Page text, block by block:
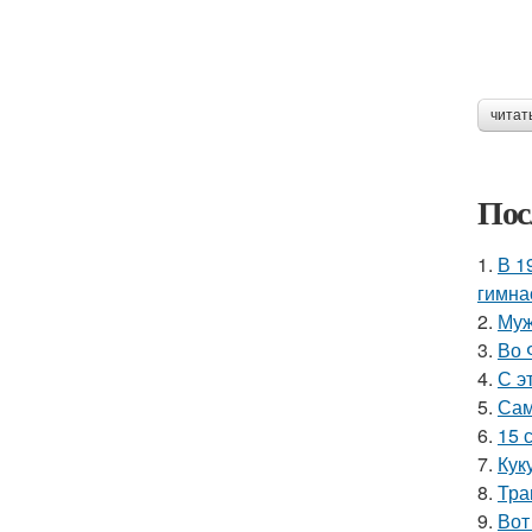
1. В
2.
3. Во
4. С
5.
6. 15
7.
8.
9.